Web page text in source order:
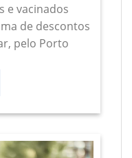
e vacinados
de descontos
pelo Porto